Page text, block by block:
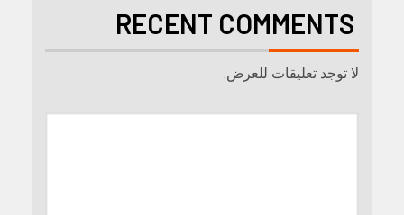
RECENT COMMENTS
لا توجد تعليقات للعرض.